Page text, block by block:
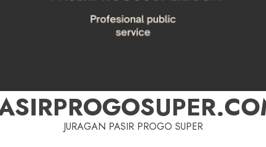
JURAGAN PASIR PROGO SUPER